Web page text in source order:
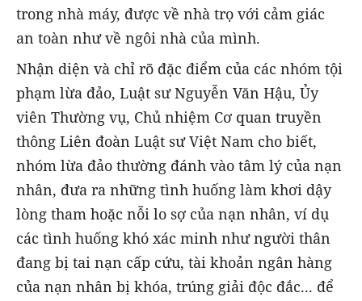
trong nhà máy, được về nhà trọ với cảm giác
an toàn như về ngôi nhà của mình.
Nhận diện và chỉ rõ đặc điểm của các nhóm tội
phạm lừa đảo, Luật sư Nguyễn Văn Hậu, Ủy
viên Thường vụ, Chủ nhiệm Cơ quan truyền
thông Liên đoàn Luật sư Việt Nam cho biết,
nhóm lừa đảo thường đánh vào tâm lý của nạn
nhân, đưa ra những tình huống làm khơi dậy
lòng tham hoặc nỗi lo sợ của nạn nhân, ví dụ
các tình huống khó xác minh như người thân
đang bị tai nạn cấp cứu, tài khoản ngân hàng
của nạn nhân bị khóa, trúng giải độc đắc... để